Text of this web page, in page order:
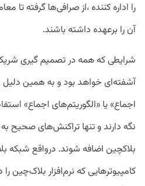
را اداره کننده ،از صرافی‌ها گرفته تا
آن را برعهده داشته باشند.
شرایطی که همه در تصمیم گیری
آشفته‌ای خواهد بود و به همین دلیل
اجماع» یا «الگوریتم‌های اجماع»
نگه دارند و تنها تراکنش‌های صحیح
بلاکچین اضافه شوند. درواقع شبکه
کامپیوتر‌هایی که نرم‌افزار بلاک‌چین